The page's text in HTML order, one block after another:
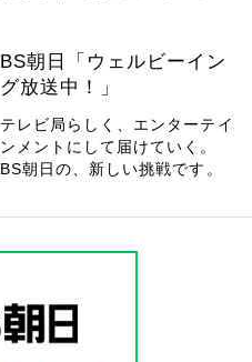
BS朝日「ウェルビーイン
グ放送中！」
テレビ局らしく、エンターテイ
ンメントにして届けていく。
BS朝日の、新しい挑戦です。